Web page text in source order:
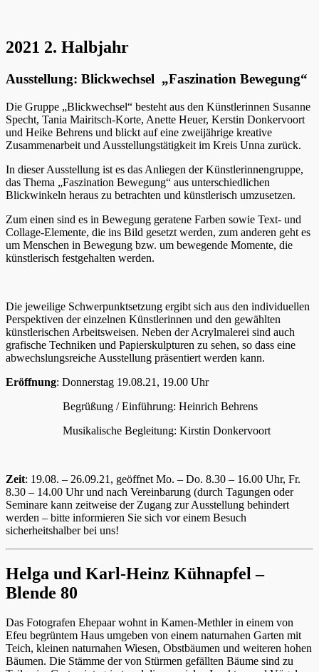
2021 2. Halbjahr
Ausstellung: Blickwechsel „Faszination Bewegung“
Die Gruppe „Blickwechsel“ besteht aus den Künstlerinnen Susanne
Specht, Tania Mairitsch-Korte, Anette Heuer, Kerstin Donkervoort
und Heike Behrens und blickt auf eine zweijährige kreative
Zusammenarbeit und Ausstellungstätigkeit im Kreis Unna zurück.
In dieser Ausstellung ist es das Anliegen der Künstlerinnengruppe,
das Thema „Faszination Bewegung“ aus unterschiedlichen
Blickwinkeln heraus zu betrachten und künstlerisch umzusetzen.
Zum einen sind es in Bewegung geratene Farben sowie Text- und
Collage-Elemente, die ins Bild gesetzt werden, zum anderen geht es
um Menschen in Bewegung bzw. um bewegende Momente, die
künstlerisch festgehalten werden.
Die jeweilige Schwerpunktsetzung ergibt sich aus den individuellen
Perspektiven der einzelnen Künstlerinnen und den gewählten
künstlerischen Arbeitsweisen. Neben der Acrylmalerei sind auch
grafische Techniken und Papierskulpturen zu sehen, so dass eine
abwechslungsreiche Ausstellung präsentiert werden kann.
Eröffnung: Donnerstag 19.08.21, 19.00 Uhr
Begrüßung / Einführung: Heinrich Behrens
Musikalische Begleitung: Kirstin Donkervoort
Zeit: 19.08. – 26.09.21, geöffnet Mo. – Do. 8.30 – 16.00 Uhr, Fr.
8.30 – 14.00 Uhr und nach Vereinbarung (durch Tagungen oder
Seminare kann zeitweise der Zugang zur Ausstellung behindert
werden – bitte informieren Sie sich vor einem Besuch
sicherheitshalber bei uns!
Helga und Karl-Heinz Kühnapfel –
Blende 80
Das Fotografen Ehepaar wohnt in Kamen-Methler in einem von
Efeu begrüntem Haus umgeben von einem naturnahen Garten mit
Teich, kleinen naturnahen Wiesen, Obstbäumen und weiteren hohen
Bäumen. Die Stämme der von Stürmen gefällten Bäume sind zu